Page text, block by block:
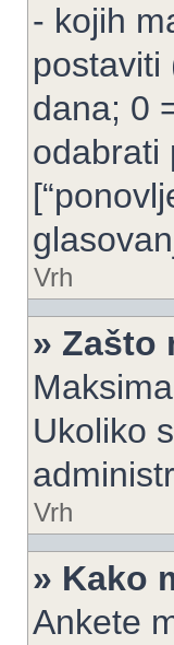
- kojih
postaviti
dana; 0
odabrati
Vrh
» Zašto
Ukoliko
Vrh
» Kako
Ankete